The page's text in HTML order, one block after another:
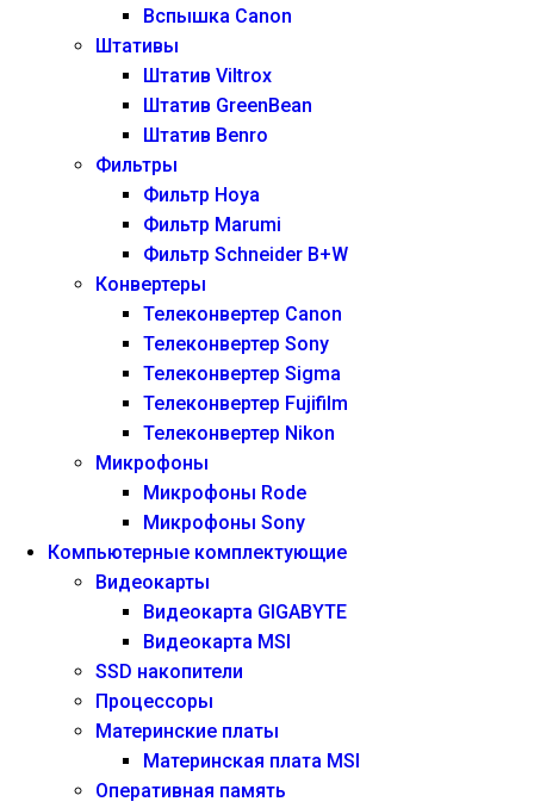
Вспышка Canon
Штативы
Штатив Viltrox
Штатив GreenBean
Штатив Benro
Фильтры
Фильтр Hoya
Фильтр Marumi
Фильтр Schneider B+W
Конвертеры
Телеконвертер Canon
Телеконвертер Sony
Телеконвертер Sigma
Телеконвертер Fujifilm
Телеконвертер Nikon
Микрофоны
Микрофоны Rode
Микрофоны Sony
Компьютерные комплектующие
Видеокарты
Видеокарта GIGABYTE
Видеокарта MSI
SSD накопители
Процессоры
Материнские платы
Материнская плата MSI
Оперативная память